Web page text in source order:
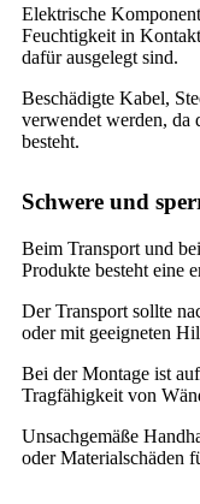
Elektrische
Feuchtigkeit in
dafür ausgelegt sind.
Beschädigte Kabel,
verwendet werden, da
besteht.
Schwere und
Beim Transport und
Produkte besteht eine
Der Transport sollte
oder mit geeigneten
Bei der Montage ist
Tragfähigkeit von
Unsachgemäße
oder Materialschäden